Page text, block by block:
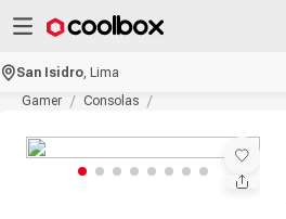
San Isidro ,Lima
Gamer
Consolas